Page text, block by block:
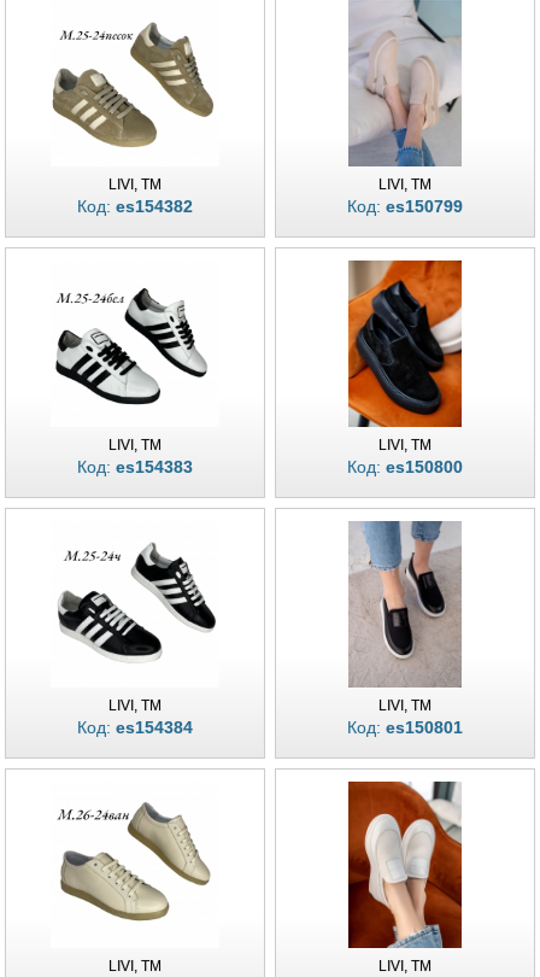
LIVI, TM
Код: es154382
LIVI, TM
Код: es150799
LIVI, TM
Код: es154383
LIVI, TM
Код: es150800
LIVI, TM
Код: es154384
LIVI, TM
Код: es150801
LIVI, TM LIVI, TM